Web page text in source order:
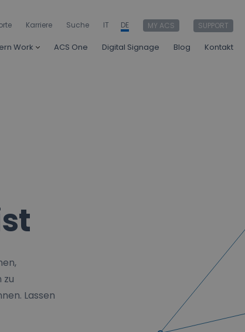
Work ACS One Digital Signage Blog Kontakt
Karriere Suche IT DE MY ACS SUPPORT
Lassen